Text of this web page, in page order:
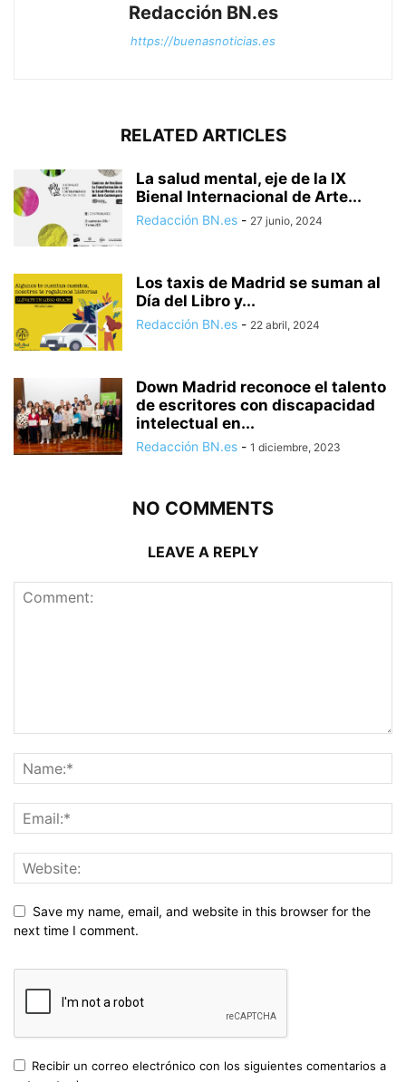
Redacción BN.es
https://buenasnoticias.es
RELATED ARTICLES
La salud mental, eje de la IX
Bienal Internacional de Arte...
Redacción BN.es - 27 junio, 2024
Los taxis de Madrid se suman al
Día del Libro y...
Redacción BN.es - 22 abril, 2024
Down Madrid reconoce el talento
de escritores con discapacidad
intelectual en...
Redacción BN.es - 1 diciembre, 2023
NO COMMENTS
LEAVE A REPLY
Save my name, email, and website in this browser for the
next time I comment.
Recibir un correo electrónico con los siguientes comentarios a